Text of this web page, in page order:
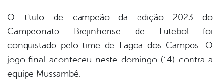
O título de campeão da edição 2023 do
Campeonato Brejinhense de Futebol foi
conquistado pelo time de Lagoa dos Campos. O
jogo final aconteceu neste domingo (14) contra a
equipe Mussambê.